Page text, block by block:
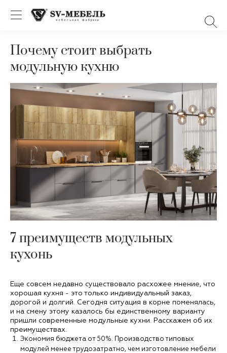
Почему стоит выбрать
модульную кухню
7 преимуществ модульных
кухонь
Еще совсем недавно существовало расхожее мнение, что
хорошая кухня - это только индивидуальный заказ,
дорогой и долгий. Сегодня ситуация в корне поменялась,
и на смену этому казалось бы единственному варианту
пришли современные модульные кухни. Расскажем об их
преимуществах.
Экономия бюджета от 50%. Производство типовых
модулей менее трудозатратно, чем изготовление мебели